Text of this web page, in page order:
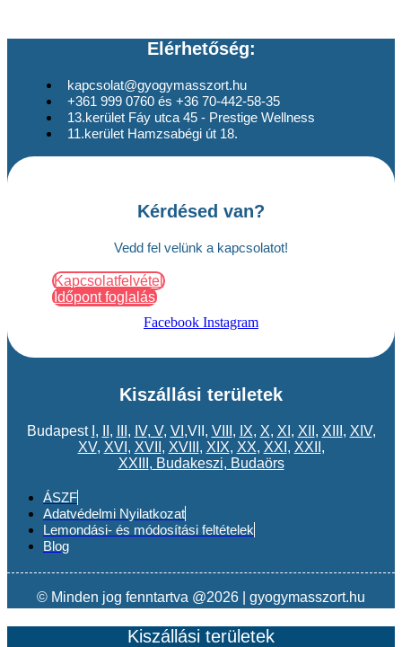
Elérhetőség:
kapcsolat@gyogymasszort.hu
+361 999 0760 és +36 70-442-58-35
13.kerület Fáy utca 45 - Prestige Wellness
11.kerület Hamzsabégi út 18.
Kérdésed van?
Vedd fel velünk a kapcsolatot!
Kapcsolatfelvétel
Időpont foglalás
Facebook Instagram
Kiszállási területek
Budapest , , , IV, V, VI ,VII, VIII , IX, X, XI , XII , XIII , XIV,
XV, XVI , XVII , XVIII , XIX, XX, XXI , XXII ,
XXIII , Budakeszi, Budaörs
ÁSZF
Adatvédelmi Nyilatkozat
Lemondási- és módosítási feltételek
Blog
© Minden jog fenntartva @2026 | gyogymasszort.hu
Kiszállási területek